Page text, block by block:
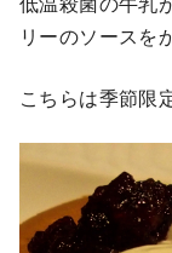
リーのソースを
こちらは季節限